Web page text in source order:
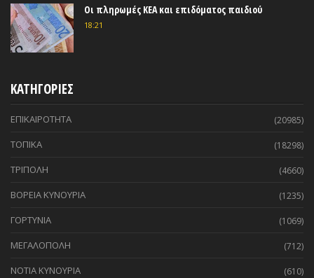
Οι πληρωμές ΚΕΑ και επιδόματος παιδιού
18:21
ΚΑΤΗΓΟΡΙΕΣ
ΕΠΙΚΑΙΡΟΤΗΤΑ (20985)
ΤΟΠΙΚΑ (18298)
ΤΡΙΠΟΛΗ (4660)
ΒΟΡΕΙΑ ΚΥΝΟΥΡΙΑ (1235)
ΓΟΡΤΥΝΙΑ (1069)
ΜΕΓΑΛΟΠΟΛΗ (712)
ΝΟΤΙΑ ΚΥΝΟΥΡΙΑ (610)